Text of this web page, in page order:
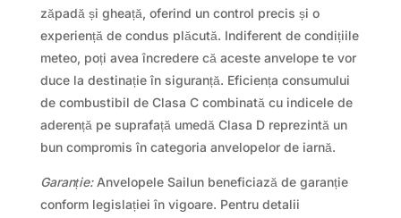
zăpadă și gheață, oferind un control precis și o
experiență de condus plăcută. Indiferent de condițiile
meteo, poți avea încredere că aceste anvelope te vor
duce la destinație în siguranță. Eficiența consumului
de combustibil de Clasa C combinată cu indicele de
aderență pe suprafață umedă Clasa D reprezintă un
bun compromis în categoria anvelopelor de iarnă.
Garanție:Anvelopele Sailun beneficiază de garanție
conform legislației în vigoare. Pentru detalii